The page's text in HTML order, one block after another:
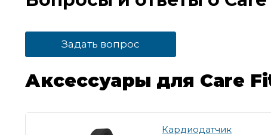
Задать вопрос
Аксессуары для Care
Кардиодатчик